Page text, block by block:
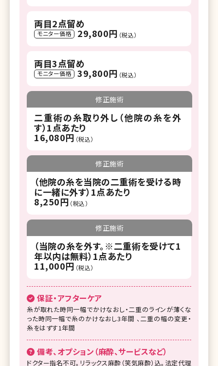
両目2点留め
モニター価格 29,800円 （税込）
両目3点留め
モニター価格 39,800円 （税込）
修正施術
二重術の糸取り外し（他院の糸を外
す）1点あたり
16,080円 （税込）
修正施術
（他院の糸を当院の二重術を受ける時
に一緒に外す）1点あたり
8,250円 （税込）
修正施術
（当院の糸を外す。※二重術を受けて1
年以内は無料）1点あたり
11,000円 （税込）
保証・アフターケア
糸が取れた時同一幅でかけなおし・二重のラインが薄くな
った時同一幅で糸のかけなおし3年間 、二重の幅の変更・
糸をはずす1年間
備考、オプション（麻酔、サービスなど）
ドクター指名不可。リラックス麻酔（笑気麻酔）込。法定代理